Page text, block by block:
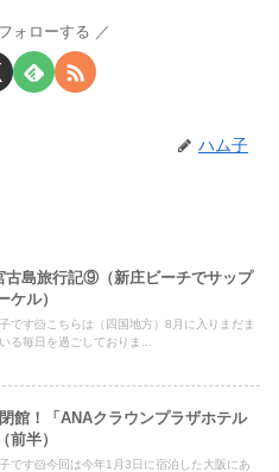
ォローする
ハム子
島旅行記⑨（新庄ビーチでサップ
ケル）
です🐹こちらは（四国地方）8月に入りまだま
る毎日を過ごしておりま...
館！「ANAクラウンプラザホテル
前半）
です🐹今回は今年1月3日に宿泊した大阪にあ